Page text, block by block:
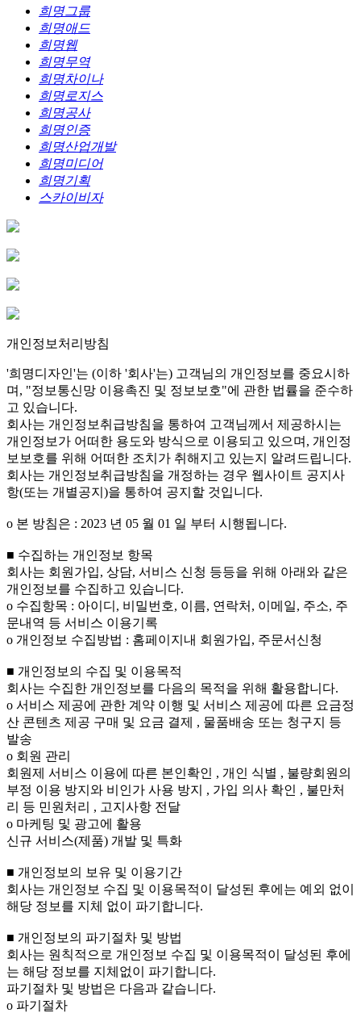
희명그룹
희명애드
희명웹
희명무역
희명차이나
희명로지스
희명공사
희명인증
희명산업개발
희명미디어
희명기획
스카이비자
개인정보처리방침
'희명디자인'는 (이하 '회사'는) 고객님의 개인정보를 중요시하
며, "정보통신망 이용촉진 및 정보보호"에 관한 법률을 준수하
고 있습니다.
회사는 개인정보취급방침을 통하여 고객님께서 제공하시는
개인정보가 어떠한 용도와 방식으로 이용되고 있으며, 개인정
보보호를 위해 어떠한 조치가 취해지고 있는지 알려드립니다.
회사는 개인정보취급방침을 개정하는 경우 웹사이트 공지사
항(또는 개별공지)을 통하여 공지할 것입니다.
ο 본 방침은 : 2023 년 05 월 01 일 부터 시행됩니다.
■ 수집하는 개인정보 항목
회사는 회원가입, 상담, 서비스 신청 등등을 위해 아래와 같은
개인정보를 수집하고 있습니다.
ο 수집항목 : 아이디, 비밀번호, 이름, 연락처, 이메일, 주소, 주
문내역 등 서비스 이용기록
ο 개인정보 수집방법 : 홈페이지내 회원가입, 주문서신청
■ 개인정보의 수집 및 이용목적
회사는 수집한 개인정보를 다음의 목적을 위해 활용합니다.
ο 서비스 제공에 관한 계약 이행 및 서비스 제공에 따른 요금정
산 콘텐츠 제공 구매 및 요금 결제 , 물품배송 또는 청구지 등
발송
ο 회원 관리
회원제 서비스 이용에 따른 본인확인 , 개인 식별 , 불량회원의
부정 이용 방지와 비인가 사용 방지 , 가입 의사 확인 , 불만처
리 등 민원처리 , 고지사항 전달
ο 마케팅 및 광고에 활용
신규 서비스(제품) 개발 및 특화
■ 개인정보의 보유 및 이용기간
회사는 개인정보 수집 및 이용목적이 달성된 후에는 예외 없이
해당 정보를 지체 없이 파기합니다.
■ 개인정보의 파기절차 및 방법
회사는 원칙적으로 개인정보 수집 및 이용목적이 달성된 후에
는 해당 정보를 지체없이 파기합니다.
파기절차 및 방법은 다음과 같습니다.
ο 파기절차